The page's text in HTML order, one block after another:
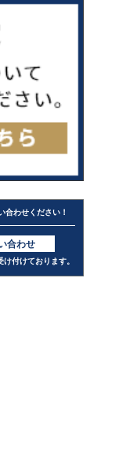
合わせください！
合わせ
付けております。